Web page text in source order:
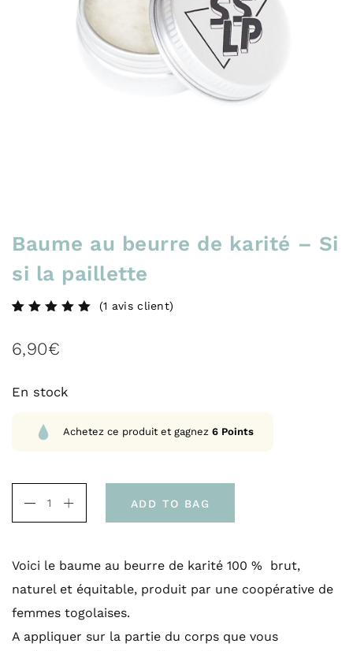
Baume au beurre de karité – Si
si la paillette
notation client
(1 avis client)
6,90€
En stock
Achetez ce produit et gagnez 6 Points
ADD TO BAG
Voici le baume au beurre de karité 100 % brut,
naturel et équitable, produit par une coopérative de
femmes togolaises.
A appliquer sur la partie du corps que vous